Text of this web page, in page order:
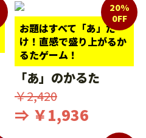
お題はすべて「あ」だ
け！直感で盛り上がるか
るたゲーム！
20%
0FF
「あ」のかるた
￥2,420
⇒ ￥1,936